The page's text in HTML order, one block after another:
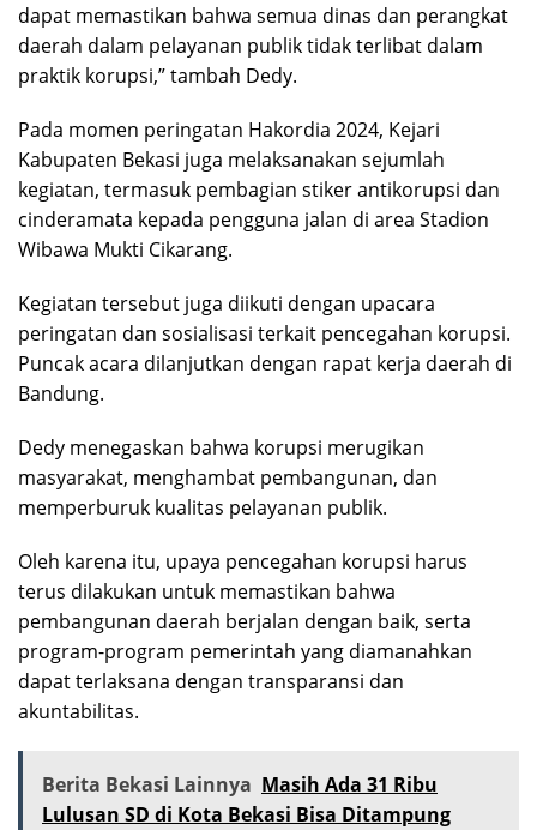
dapat memastikan bahwa semua dinas dan perangkat
daerah dalam pelayanan publik tidak terlibat dalam
praktik korupsi,” tambah Dedy.
Pada momen peringatan Hakordia 2024, Kejari
Kabupaten Bekasi juga melaksanakan sejumlah
kegiatan, termasuk pembagian stiker antikorupsi dan
cinderamata kepada pengguna jalan di area Stadion
Wibawa Mukti Cikarang.
Kegiatan tersebut juga diikuti dengan upacara
peringatan dan sosialisasi terkait pencegahan korupsi.
Puncak acara dilanjutkan dengan rapat kerja daerah di
Bandung.
Dedy menegaskan bahwa korupsi merugikan
masyarakat, menghambat pembangunan, dan
memperburuk kualitas pelayanan publik.
Oleh karena itu, upaya pencegahan korupsi harus
terus dilakukan untuk memastikan bahwa
pembangunan daerah berjalan dengan baik, serta
program-program pemerintah yang diamanahkan
dapat terlaksana dengan transparansi dan
akuntabilitas.
Berita Bekasi Lainnya Masih Ada 31 Ribu
Lulusan SD di Kota Bekasi Bisa Ditampung